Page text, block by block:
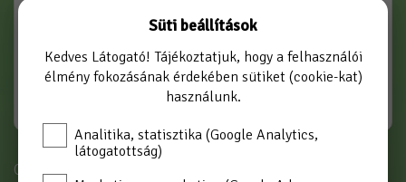
Cikkszám: AR-BB-K1-P
Süti beállítások
Kedves Látogató! Tájékoztatjuk, hogy a felhasználói
élmény fokozásának érdekében sütiket (cookie-kat)
használunk.
Analitika, statisztika (Google Analytics,
látogatottság)